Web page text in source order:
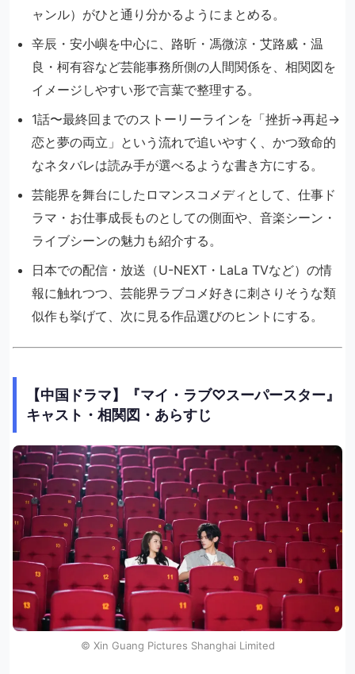
ャンル）がひと通り分かるようにまとめる。
辛辰・安小嶼を中心に、路昕・馮微涼・艾路威・温
良・柯有容など芸能事務所側の人間関係を、相関図を
イメージしやすい形で言葉で整理する。
1話〜最終回までのストーリーラインを「挫折→再起→
恋と夢の両立」という流れで追いやすく、かつ致命的
なネタバレは読み手が選べるような書き方にする。
芸能界を舞台にしたロマンスコメディとして、仕事ド
ラマ・お仕事成長ものとしての側面や、音楽シーン・
ライブシーンの魅力も紹介する。
日本での配信・放送（U-NEXT・LaLa TVなど）の情
報に触れつつ、芸能界ラブコメ好きに刺さりそうな類
似作も挙げて、次に見る作品選びのヒントにする。
【中国ドラマ】『マイ・ラブ♡スーパースター』
キャスト・相関図・あらすじ
© Xin Guang Pictures Shanghai Limited